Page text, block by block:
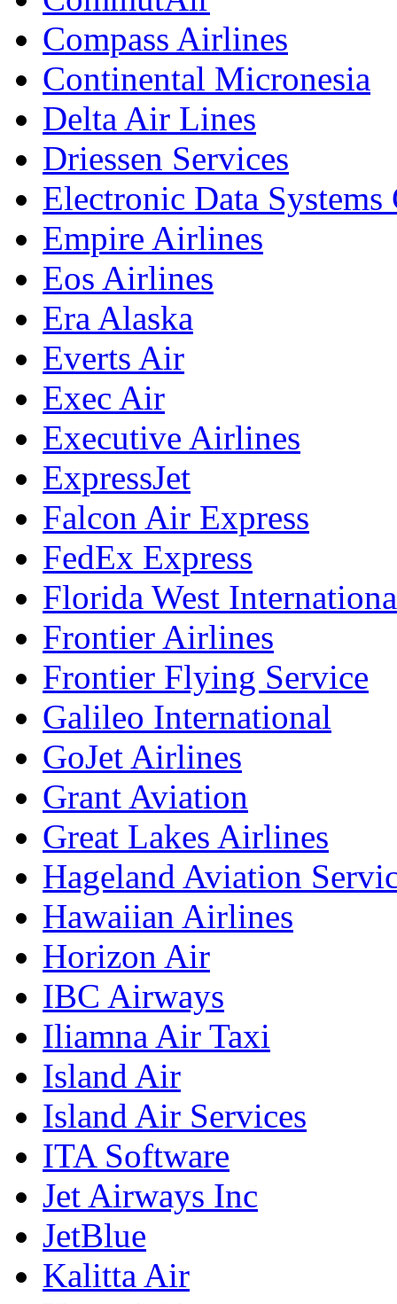
Compass Airlines
Continental Micronesia
Delta Air Lines
Driessen Services
Electronic Data
Empire Airlines
Eos Airlines
Era Alaska
Everts Air
Exec Air
Executive Airlines
ExpressJet
Falcon Air Express
FedEx Express
Florida West
Frontier Airlines
Frontier Flying Service
Galileo International
GoJet Airlines
Grant Aviation
Great Lakes Airlines
Hageland Aviation
Hawaiian Airlines
Horizon Air
IBC Airways
Iliamna Air Taxi
Island Air
Island Air Services
ITA Software
Jet Airways Inc
JetBlue
Kalitta Air